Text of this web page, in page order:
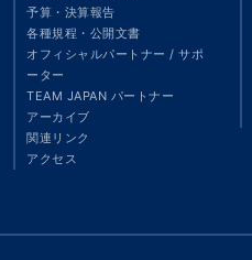
予算・決算報告
各種規程・公開文書
オフィシャルパートナー / サポ
ーター
TEAM JAPAN パートナー
アーカイブ
関連リンク
アクセス